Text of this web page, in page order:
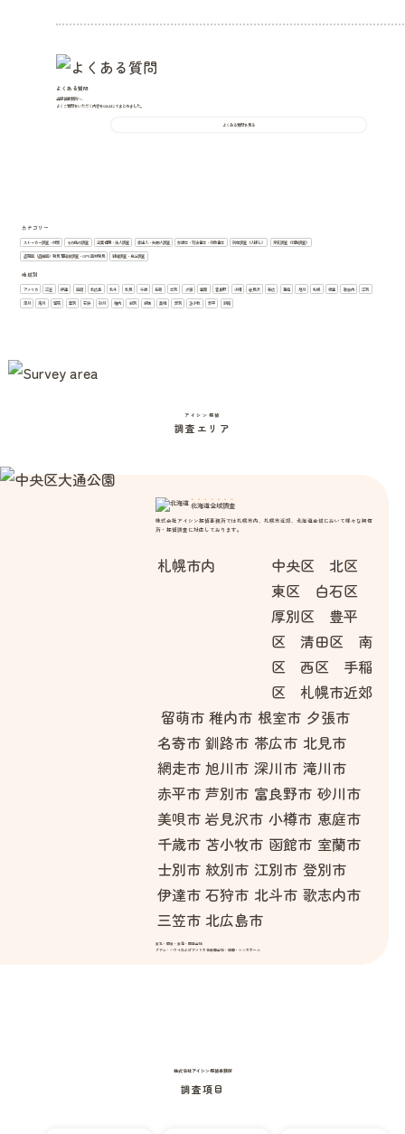
よくある質問
当探偵事務所へ、
よくご質問をいただく内容をQ&Aにてまとめました。
よくある質問を見る
カテゴリー
ストーカー調査・対策 その他の調査 企業信用・法人調査 家出人・失踪人調査 弁護士・司法書士・行政書士 所在調査（人探し） 浮気調査（行動調査）
盗聴器（盗撮器）発見 電磁波調査・GPS器材発見 結婚調査・身上調査
地域別
アメリカ 三笠 伊達 函館 北広島 北斗 北見 千歳 名寄 士別 夕張 室蘭 富良野 小樽 岩見沢 帯広 恵庭 旭川 札幌 根室 歌志内 江別
深川 滝川 留萌 登別 石狩 砂川 稚内 紋別 網走 美唄 芦別 苫小牧 赤平 釧路
アイシン探偵
調査エリア
北海道全域調査
株式会社アイシン探偵事務所では札幌市内、札幌市近郊、北海道全域において様々な興信
所・探偵調査に対応しております。
札幌市内
中央区 北区
東区 白石区
厚別区 豊平
区 清田区 南
区 西区 手稲
区 札幌市近郊
留萌市 稚内市 根室市 夕張市
名寄市 釧路市 帯広市 北見市
網走市 旭川市 深川市 滝川市
赤平市 芦別市 富良野市 砂川市
美唄市 岩見沢市 小樽市 恵庭市
千歳市 苫小牧市 函館市 室蘭市
士別市 紋別市 江別市 登別市
伊達市 石狩市 北斗市 歌志内市
三笠市 北広島市
東北・関東・東海・関西全域
グアム・ハワイおよびアメリカ合衆国全域・韓国・シンガポール
株式会社アイシン探偵事務所
調査項目